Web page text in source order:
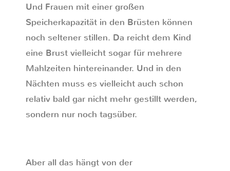
Und Frauen mit einer großen
Speicherkapazität in den Brüsten können
noch seltener stillen. Da reicht dem Kind
eine Brust vielleicht sogar für mehrere
Mahlzeiten hintereinander. Und in den
Nächten muss es vielleicht auch schon
relativ bald gar nicht mehr gestillt werden,
sondern nur noch tagsüber.
Aber all das hängt von der